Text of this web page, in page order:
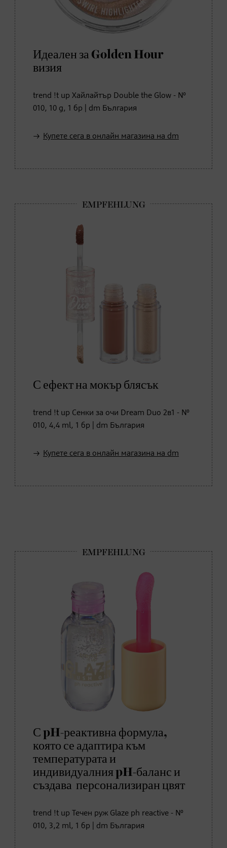
Идеален за Golden Hour
визия
trend !t up Хайлайтър Double the Glow - №
010, 10 g, 1 бр | dm България
Купете сега в онлайн магазина на dm
С ефект на мокър блясък
trend !t up Сенки за очи Dream Duo 2в1 - №
010, 4,4 ml, 1 бр | dm България
Купете сега в онлайн магазина на dm
С pH-реактивна формула,
която се адаптира към
температурата и
индивидуалния pH-баланс и
създава персонализиран цвят
trend !t up Течен руж Glaze ph reactive - №
010, 3,2 ml, 1 бр | dm България